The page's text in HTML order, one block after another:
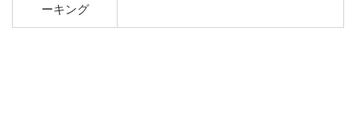
ーキング